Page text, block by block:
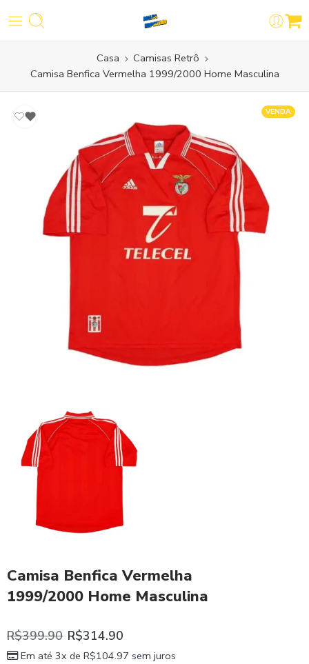
Casa
Camisas Retrô
Camisa Benfica Vermelha 1999/2000 Home Masculina
VENDA
Camisa Benfica Vermelha
1999/2000 Home Masculina
R$399.90 R$314.90
Em até 3x de R$104.97 sem juros